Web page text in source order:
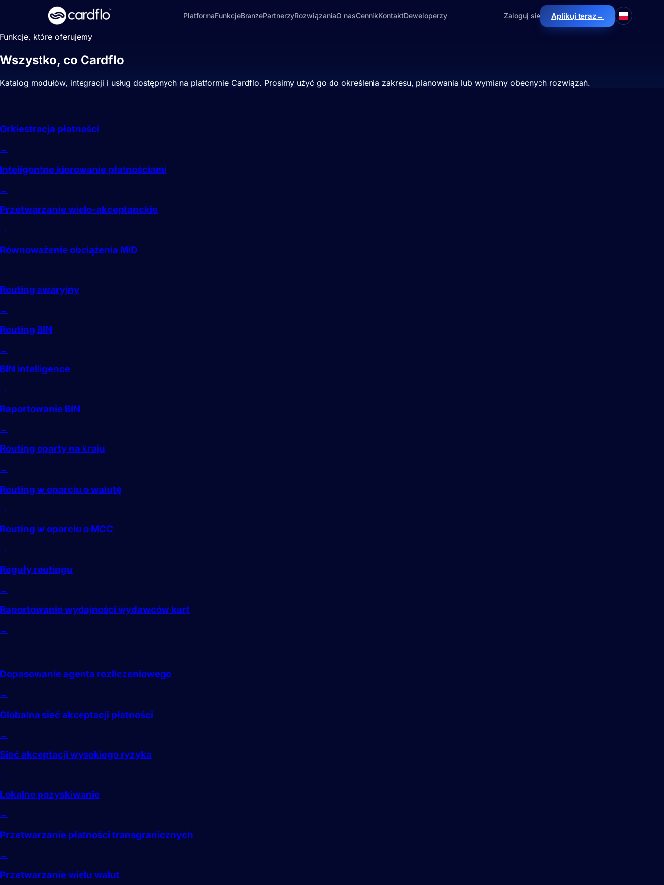
PlatformaFunkcjeBranżePartnerzyRozwiązaniaO nasCennikKontaktDeweloperzy Zaloguj się Aplikuj teraz→
Funkcje, które oferujemy
Wszystko, co Cardflo
Katalog modułów, integracji i usług dostępnych na platformie Cardflo. Prosimy użyć go do określenia zakresu, planowania lub wymiany obecnych rozwiązań.
Orkiestracja płatności
→
Inteligentne kierowanie płatnościami
→
Przetwarzanie wielo-akceptanckie
→
Równoważenie obciążenia MID
→
Routing awaryjny
→
Routing BIN
→
BIN intelligence
→
Raportowanie BIN
→
Routing oparty na kraju
→
Routing w oparciu o walutę
→
Routing w oparciu o MCC
→
Reguły routingu
→
Raportowanie wydajności wydawców kart
→
Dopasowanie agenta rozliczeniowego
→
Globalna sieć akceptacji płatności
→
Sieć akceptacji wysokiego ryzyka
→
Lokalne pozyskiwanie
→
Przetwarzanie płatności transgranicznych
→
Przetwarzanie wielu walut